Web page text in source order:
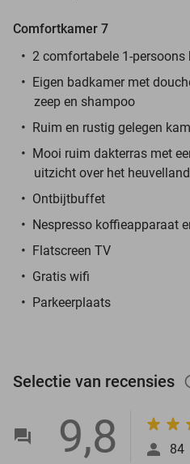
Comfortkamer 7
2 comfortabele 1-persoons
Eigen badkamer met
zeep en shampoo
Ruim en rustig gelegen
Mooi ruim dakterras met
uitzicht over het heuvelland
Ontbijtbuffet
Nespresso koffieapparaat
Flatscreen TV
Gratis wifi
Parkeerplaats
Selectie van recensies
9,8 84